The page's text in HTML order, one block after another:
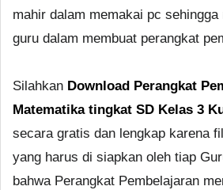
mahir dalam memakai pc sehingga
guru dalam membuat perangkat
Silahkan Download Perangkat
Matematika tingkat SD Kelas 3
secara gratis dan lengkap karena
yang harus di siapkan oleh tiap
bahwa Perangkat Pembelajaran